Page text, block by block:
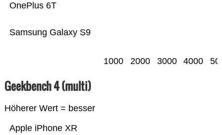
Samsung Galaxy S9
OnePlus 6T
1000 2000 3000 4000
Geekbench 4 (multi)
Höherer Wert = besser
Apple iPhone XR